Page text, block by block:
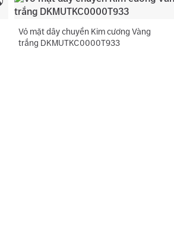
Vỏ mặt dây chuyền Kim cương Vàng
trắng DKMUTKC0000T933